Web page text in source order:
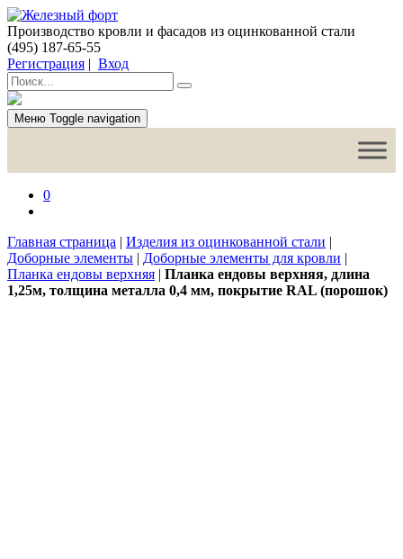
Производство кровли и фасадов из оцинкованной стали
(495) 187-65-55
Регистрация | Вход
Меню Toggle navigation
0
Главная страница | Изделия из оцинкованной стали |
Доборные элементы | Доборные элементы для кровли |
Планка ендовы верхняя | Планка ендовы верхняя, длина
1,25м, толщина металла 0,4 мм, покрытие RAL (порошок)